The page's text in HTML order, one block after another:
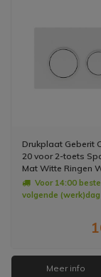
Drukplaat Geberit
20 voor 2-toets
Mat Witte Ringen
Voor 14:00
volgende
Meer info